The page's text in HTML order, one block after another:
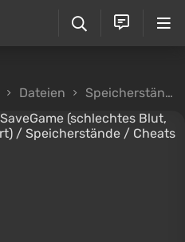
Dateien Speicherstände